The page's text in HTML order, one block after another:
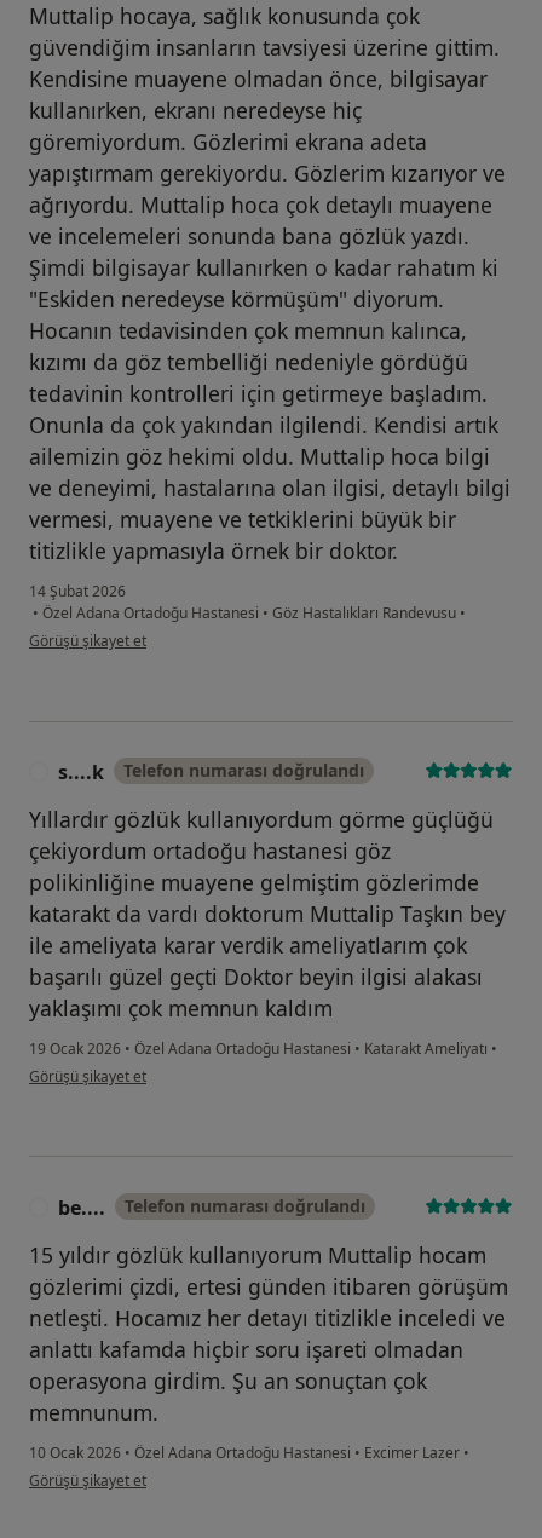
Muttalip hocaya, sağlık konusunda çok
güvendiğim insanların tavsiyesi üzerine gittim.
Kendisine muayene olmadan önce, bilgisayar
kullanırken, ekranı neredeyse hiç
göremiyordum. Gözlerimi ekrana adeta
yapıştırmam gerekiyordu. Gözlerim kızarıyor ve
ağrıyordu. Muttalip hoca çok detaylı muayene
ve incelemeleri sonunda bana gözlük yazdı.
Şimdi bilgisayar kullanırken o kadar rahatım ki
"Eskiden neredeyse körmüşüm" diyorum.
Hocanın tedavisinden çok memnun kalınca,
kızımı da göz tembelliği nedeniyle gördüğü
tedavinin kontrolleri için getirmeye başladım.
Onunla da çok yakından ilgilendi. Kendisi artık
ailemizin göz hekimi oldu. Muttalip hoca bilgi
ve deneyimi, hastalarına olan ilgisi, detaylı bilgi
vermesi, muayene ve tetkiklerini büyük bir
titizlikle yapmasıyla örnek bir doktor.
14 Şubat 2026
• Özel Adana Ortadoğu Hastanesi • Göz Hastalıkları Randevusu •
kullanıcının görüşüne göre ob...k
Görüşü şikayet et
s....k Telefon numarası doğrulandı
Yıllardır gözlük kullanıyordum görme güçlüğü
çekiyordum ortadoğu hastanesi göz
polikinliğine muayene gelmiştim gözlerimde
katarakt da vardı doktorum Muttalip Taşkın bey
ile ameliyata karar verdik ameliyatlarım çok
başarılı güzel geçti Doktor beyin ilgisi alakası
yaklaşımı çok memnun kaldım
19 Ocak 2026 • Özel Adana Ortadoğu Hastanesi • Katarakt Ameliyatı •
kullanıcının görüşüne göre s....k
Görüşü şikayet et
be.... Telefon numarası doğrulandı
15 yıldır gözlük kullanıyorum Muttalip hocam
gözlerimi çizdi, ertesi günden itibaren görüşüm
netleşti. Hocamız her detayı titizlikle inceledi ve
anlattı kafamda hiçbir soru işareti olmadan
operasyona girdim. Şu an sonuçtan çok
memnunum.
10 Ocak 2026 • Özel Adana Ortadoğu Hastanesi • Excimer Lazer •
kullanıcının görüşüne göre be....
Görüşü şikayet et